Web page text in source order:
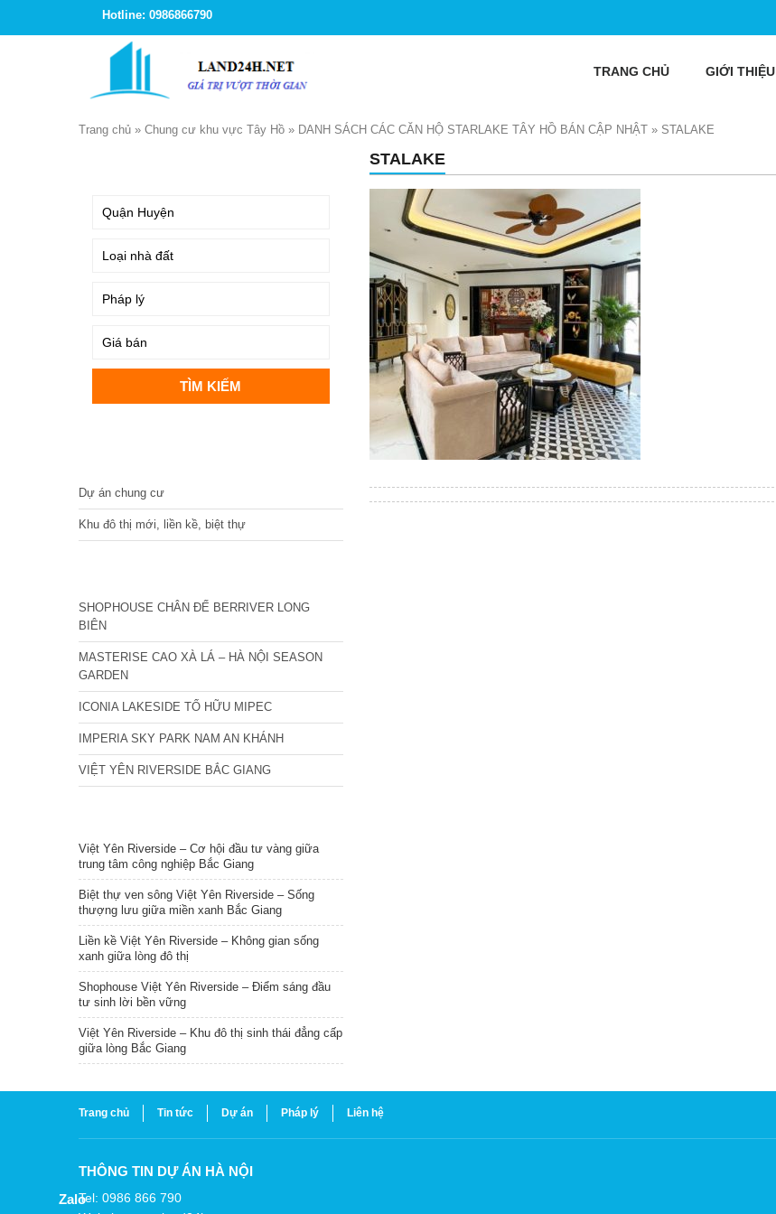
Hotline: 0986866790
TRANG CHỦ GIỚI THIỆU
Trang chủ » Chung cư khu vực Tây Hồ » DANH SÁCH CÁC CĂN HỘ STARLAKE TÂY HỒ BÁN CẬP NHẬT » STALAKE
STALAKE
Dự án chung cư
Khu đô thị mới, liền kề, biệt thự
SHOPHOUSE CHÂN ĐẾ BERRIVER LONG
BIÊN
MASTERISE CAO XÀ LÁ – HÀ NỘI SEASON
GARDEN
ICONIA LAKESIDE TỐ HỮU MIPEC
IMPERIA SKY PARK NAM AN KHÁNH
VIỆT YÊN RIVERSIDE BẮC GIANG
Việt Yên Riverside – Cơ hội đầu tư vàng giữa
trung tâm công nghiệp Bắc Giang
Biệt thự ven sông Việt Yên Riverside – Sống
thượng lưu giữa miền xanh Bắc Giang
Liền kề Việt Yên Riverside – Không gian sống
xanh giữa lòng đô thị
Shophouse Việt Yên Riverside – Điểm sáng đầu
tư sinh lời bền vững
Việt Yên Riverside – Khu đô thị sinh thái đẳng cấp
giữa lòng Bắc Giang
Trang chủ Tin tức Dự án Pháp lý Liên hệ
THÔNG TIN DỰ ÁN HÀ NỘI
Tel: 0986 866 790
Zalo